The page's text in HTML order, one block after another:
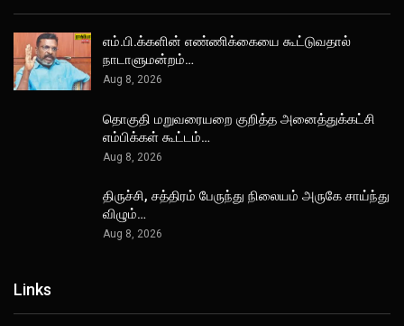
எம்.பி.க்களின் எண்ணிக்கையை கூட்டுவதால்
நாடாளுமன்றம்…
Aug 8, 2026
தொகுதி மறுவரையறை குறித்த அனைத்துக்கட்சி
எம்பிக்கள் கூட்டம்…
Aug 8, 2026
திருச்சி, சத்திரம் பேருந்து நிலையம் அருகே சாய்ந்து
விழும்…
Aug 8, 2026
Links